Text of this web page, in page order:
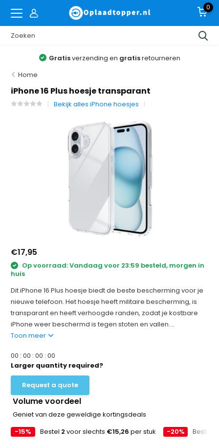
0
Gratisverzending en gratisretourneren
Home
iPhone 16 Plus hoesje transparant
Bekijk alles iPhone hoesjes
€17,95
Op voorraad: Vandaag voor 23:59 besteld, morgen in
huis
Dit iPhone 16 Plus hoesje biedt de beste bescherming voor je
nieuwe telefoon. Het hoesje heeft militaire bescherming, is
transparant en heeft verhoogde randen, zodat je kostbare
iPhone weer beschermd is tegen stoten en vallen....
Toon meer
00 :00 :00 :00
Larger quantity required?
Request a quote
Volume voordeel
Geniet van deze geweldige kortingsdeals
-15%
Bestel 2 voor slechts €15,26 per stuk -20% Bestel